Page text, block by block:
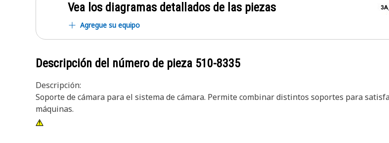
Vea los diagramas detallados de las piezas
Agregue su equipo
Descripción del número de pieza 510-8335
Descripción:
Soporte de cámara para el sistema de cámara. Permite combinar distintos soportes para
máquinas.